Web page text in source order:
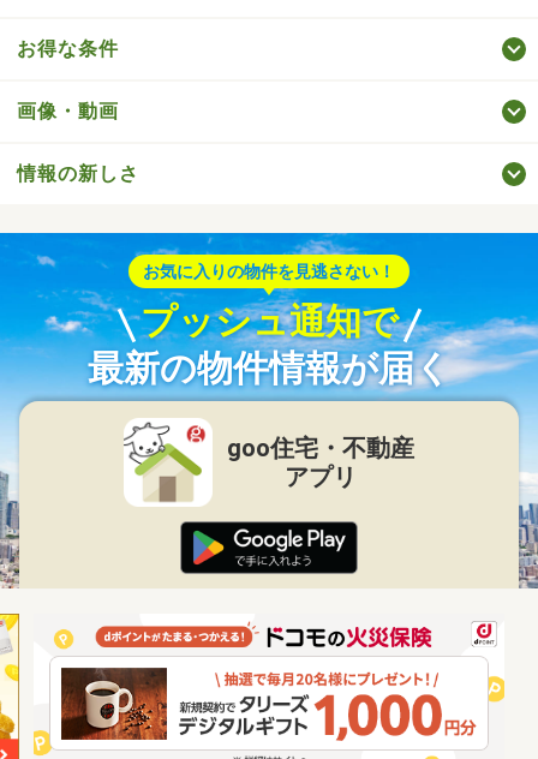
お得な条件
画像・動画
情報の新しさ
お気に入りの物件を見逃さない！
プッシュ通知で
最新の物件情報が届く
goo住宅・不動産
アプリ